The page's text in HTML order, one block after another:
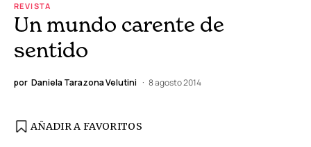
REVISTA
Un mundo carente de
sentido
por Daniela Tarazona Velutini 8 agosto 2014
AÑADIR A FAVORITOS